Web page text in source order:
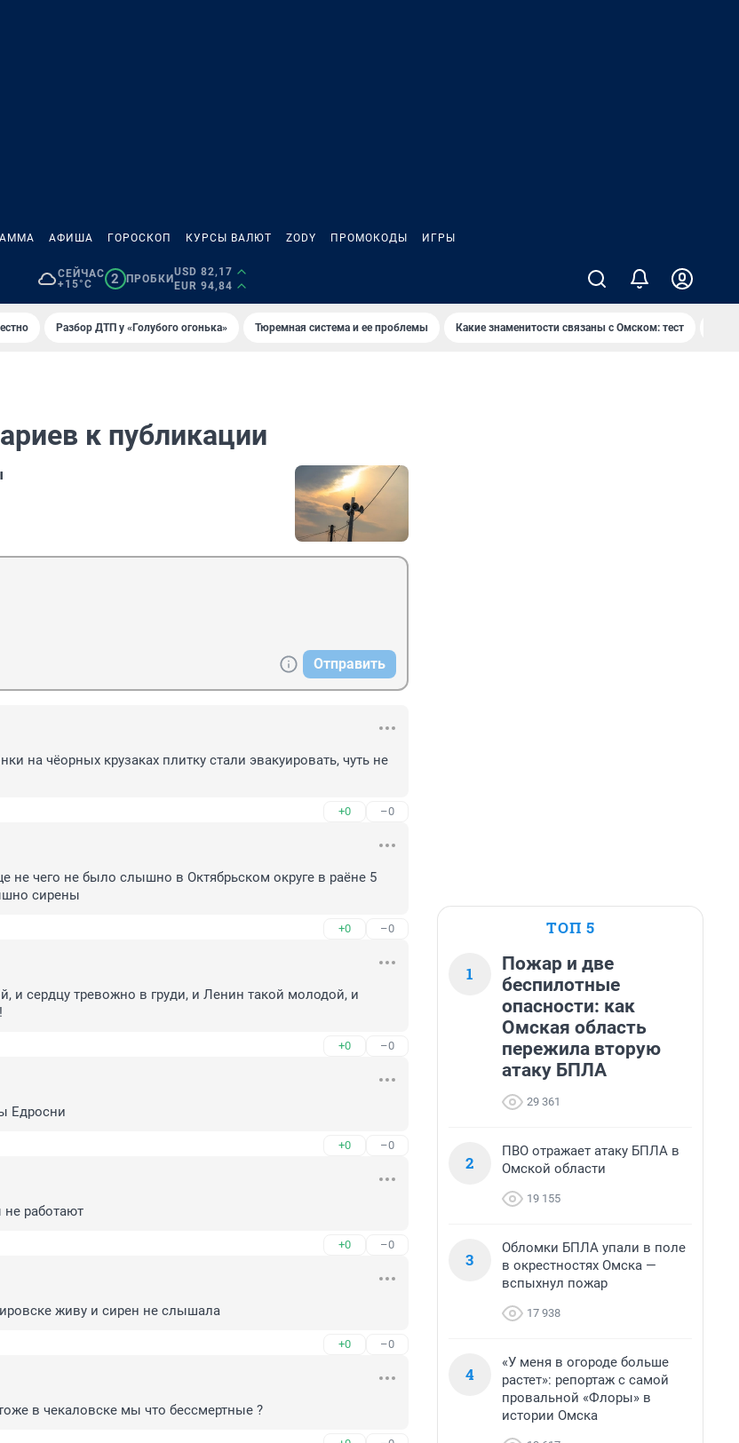
АФИША ГОРОСКОП КУРСЫ ВАЛЮТ ZODY ПРОМОКОДЫ ИГРЫ
СЕЙЧАС
+15°C
2 ПРОБКИ
USD 82,17
EUR 94,84
Разбор ДТП у «Голубого огонька» Тюремная система и ее проблемы Какие знаменитости связаны с Омском: тест
к публикации
Отправить
на чёорных крузаках плитку стали эвакуировать, чуть не
+0 –0
не чего не было слышно в Октябрьском округе в раёне 5
сирены
+0 –0
и сердцу тревожно в груди, и Ленин такой молодой, и
+0 –0
Едросни
+0 –0
работают
+0 –0
живу и сирен не слышала
+0 –0
в чекаловске мы что бессмертные ?
ТОП 5
1
Пожар и две
беспилотные
опасности: как
Омская область
пережила вторую
атаку БПЛА
29 361
2
ПВО отражает атаку БПЛА в
Омской области
19 155
3
Обломки БПЛА упали в поле
в окрестностях Омска —
вспыхнул пожар
17 938
4
«У меня в огороде больше
растет»: репортаж с самой
провальной «Флоры» в
истории Омска